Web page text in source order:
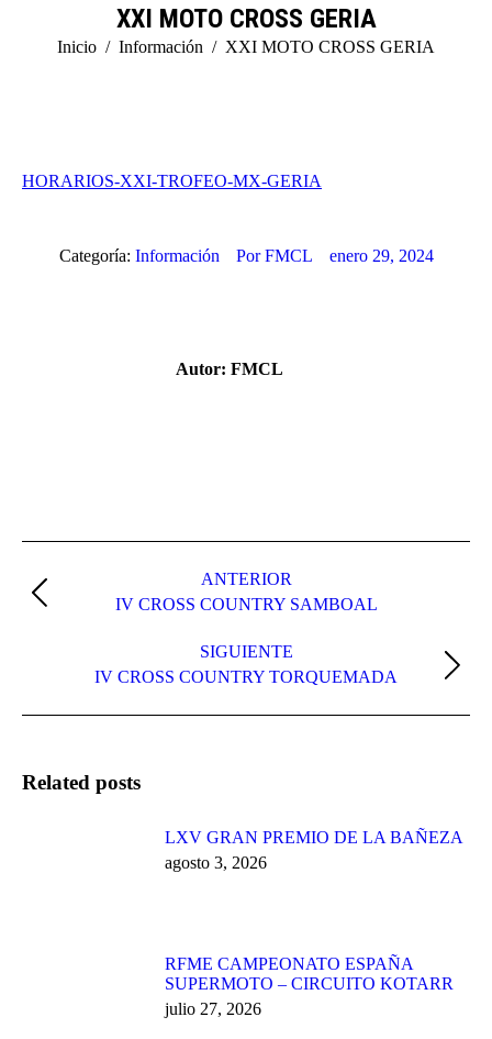
XXI MOTO CROSS GERIA
Estás aquí:
Inicio Información XXI MOTO CROSS GERIA
HORARIOS-XXI-TROFEO-MX-GERIA
Categoría: Información PorFMCL enero 29, 2024
Autor: FMCL
entre
publicaciones
ANTERIOR
Publicación
IV CROSS COUNTRY SAMBOAL
SIGUIENTE
Publicación
IV CROSS COUNTRY TORQUEMADA
Related posts
LXV GRAN PREMIO DE LA BAÑEZA
agosto 3, 2026
RFME CAMPEONATO ESPAÑA
SUPERMOTO – CIRCUITO KOTARR
julio 27, 2026